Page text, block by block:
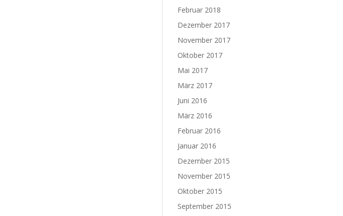
Februar 2018
Dezember 2017
November 2017
Oktober 2017
Mai 2017
März 2017
Juni 2016
März 2016
Februar 2016
Januar 2016
Dezember 2015
November 2015
Oktober 2015
September 2015